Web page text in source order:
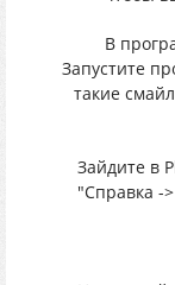
В
Запустите
такие
Зайдите в
"Справка -